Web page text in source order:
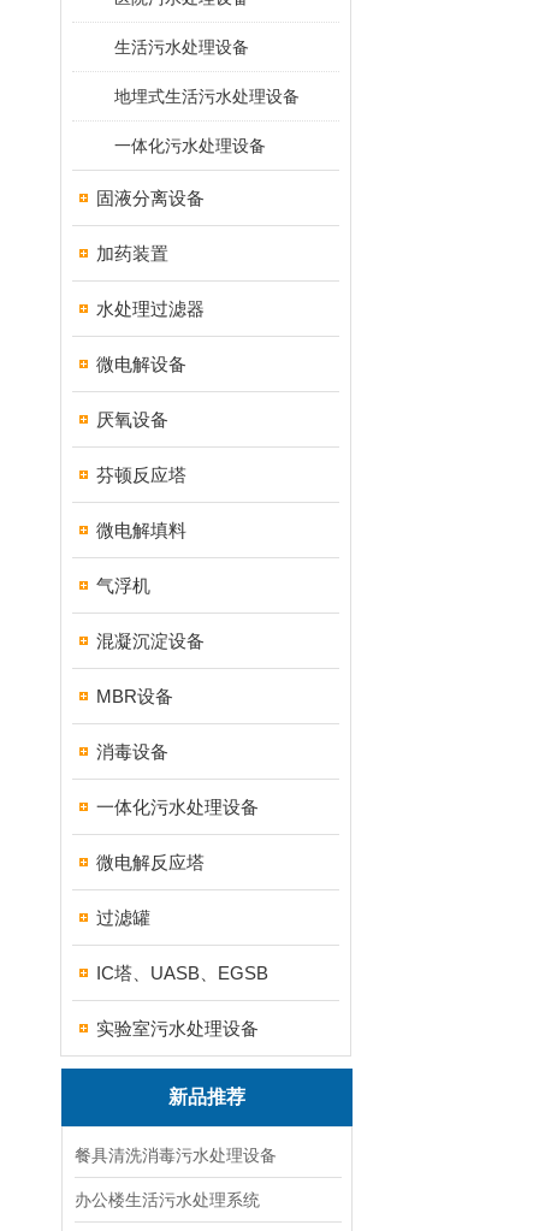
生活污水处理设备
地埋式生活污水处理设备
一体化污水处理设备
固液分离设备
加药装置
水处理过滤器
微电解设备
厌氧设备
芬顿反应塔
微电解填料
气浮机
混凝沉淀设备
MBR设备
消毒设备
一体化污水处理设备
微电解反应塔
过滤罐
IC塔、UASB、EGSB
实验室污水处理设备
新品推荐
餐具清洗消毒污水处理设备
办公楼生活污水处理系统